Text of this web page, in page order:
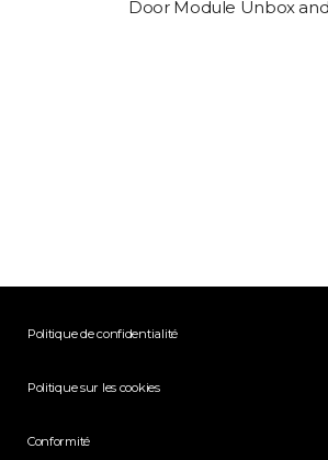
Door Module Unbox
Politique de confidentialité
Politique sur les cookies
Conformité